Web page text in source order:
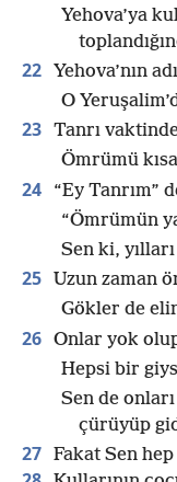
Yehova’ya
22 Yehova’nın
O
23 Tanrı
Ömrümü
24
“Ey Tanrım”
“Ömrümün
Sen ki,
25
Uzun zaman
Gökler de
26 Onlar yok
Hepsi bir
Sen de
çürüyüp
27 Fakat Sen hep